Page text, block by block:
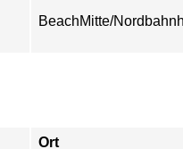
BeachMitte/
Ort